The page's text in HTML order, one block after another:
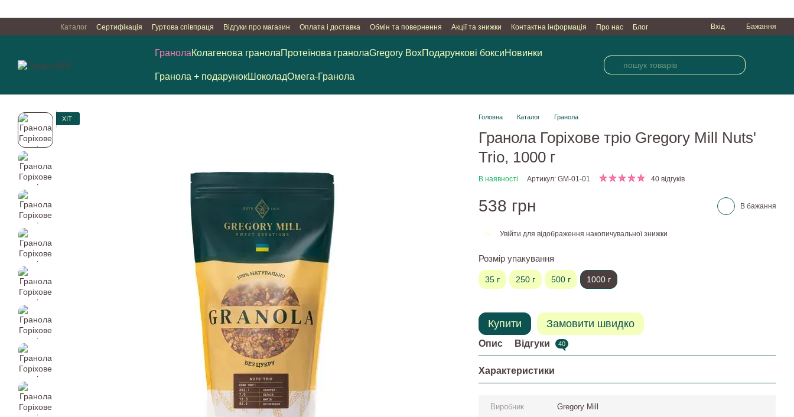
Каталог Сертифікація Гуртова співпраця Відгуки про магазин Оплата і доставка Обмін та повернення Акції та знижки Контактна інформація Про нас
Блог
Вхід Бажання
ГранолаКолагенова гранолаПротеїнова гранолаGregory BoxПодарункові боксиНовинки
Гранола + подарунокШоколадОмега-Гранола
ХІТ Головна Каталог Гранола
Гранола Горіхове тріо Gregory Mill Nuts'
Trio, 1000 г
В наявності Артикул: GM-01-01 40 відгуків
538 грн В бажання
% Увійти для відображення накопичувальної знижки
Розмір упакування
35 г 250 г 500 г 1000 г
Купити Замовити швидко
Опис Відгуки 40
Характеристики
Виробник Gregory Mill